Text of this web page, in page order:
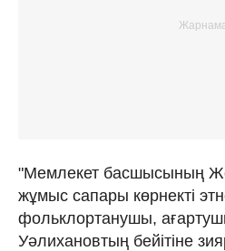
"Мемлекет басшысының
жұмыс сапары көрнекті
фольклортанушы,
Уәлихановтың бейітіне